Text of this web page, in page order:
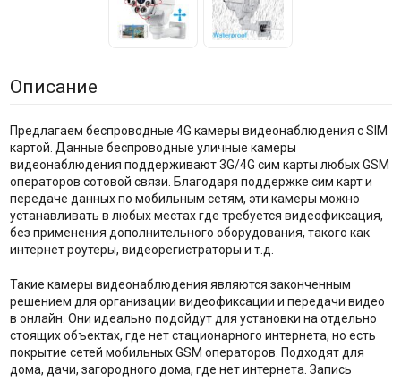
Описание
Предлагаем беспроводные 4G камеры видеонаблюдения с SIM
картой. Данные беспроводные уличные камеры
видеонаблюдения поддерживают 3G/4G сим карты любых GSM
операторов сотовой связи. Благодаря поддержке сим карт и
передаче данных по мобильным сетям, эти камеры можно
устанавливать в любых местах где требуется видеофиксация,
без применения дополнительного оборудования, такого как
интернет роутеры, видеорегистраторы и т.д.
Такие камеры видеонаблюдения являются законченным
решением для организации видеофиксации и передачи видео
в онлайн. Они идеально подойдут для установки на отдельно
стоящих объектах, где нет стационарного интернета, но есть
покрытие сетей мобильных GSM операторов. Подходят для
дома, дачи, загородного дома, где нет интернета. Запись